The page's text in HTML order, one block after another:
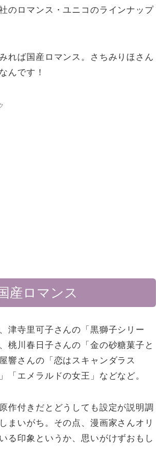
のロマンス・ユニコのラインナップ
れば国産ロマンス。さちみりほさん
んです！
産ロマンス
津寺里可子さんの「黒獅子シリー
桃川春日子さんの「金の砂糖菓子と
響さんの「恋はスキャンダラス
「エメラルドの女王」などなど。
作付きだとどうしても設定が説明調
まいがち。その点、漫画家さんオリ
る印象というか、思いがけずおもし